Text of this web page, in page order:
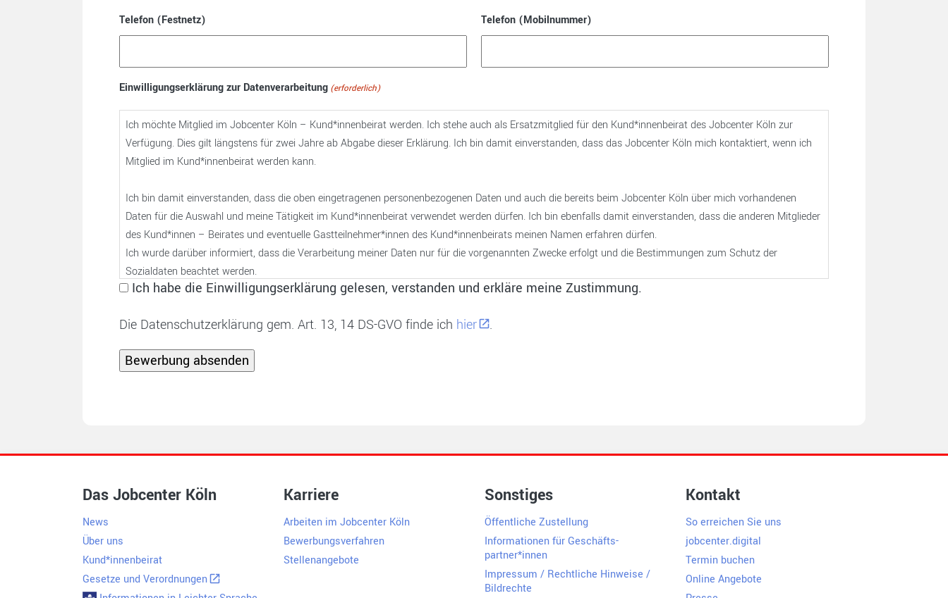
Telefon (Festnetz) Telefon (Mobilnummer)
Einwilligungserklärung zur Datenverarbeitung (erforderlich)
Ich möchte Mitglied im Jobcenter Köln – Kund*innenbeirat werden. Ich stehe auch als Ersatzmitglied für den Kund*innenbeirat des Jobcenter Köln zur
Verfügung. Dies gilt längstens für zwei Jahre ab Abgabe dieser Erklärung. Ich bin damit einverstanden, dass das Jobcenter Köln mich kontaktiert, wenn ich
Mitglied im Kund*innenbeirat werden kann.
Ich bin damit einverstanden, dass die oben eingetragenen personenbezogenen Daten und auch die bereits beim Jobcenter Köln über mich vorhandenen
Daten für die Auswahl und meine Tätigkeit im Kund*innenbeirat verwendet werden dürfen. Ich bin ebenfalls damit einverstanden, dass die anderen Mitglieder
des Kund*innen – Beirates und eventuelle Gastteilnehmer*innen des Kund*innenbeirats meinen Namen erfahren dürfen.
Ich wurde darüber informiert, dass die Verarbeitung meiner Daten nur für die vorgenannten Zwecke erfolgt und die Bestimmungen zum Schutz der
Sozialdaten beachtet werden.
Ich gebe diese Erklärung freiwillig ab. Ich wurde darüber aufgeklärt, dass es keine nachteiligen rechtlichen Folgen für mich hat, wenn ich diese Einwilligung
Meine Einwilligung (und damit die Erhebung, Verarbeitung und Speicherung meiner Daten) kann ich jederzeit und ohne Angabe von Gründen schriftlich mit
Ich habe die Einwilligungs­erklärung gelesen, verstanden und erkläre meine Zustimmung.
Die Datenschutzerklärung gem. Art. 13, 14 DS-GVO finde ich hier .
Das Jobcenter Köln
News
Über uns
Kund*innenbeirat
Gesetze und Verordnungen
Karriere
Arbeiten im Jobcenter Köln
Bewerbungsverfahren
Stellenangebote
Sonstiges
Öffentliche Zustellung
Informationen für Geschäfts­
partner*innen
Impressum / Rechtliche Hinweise /
Bildrechte
Kontakt
So erreichen Sie uns
jobcenter.digital
Termin­ buchen
Online Angebote